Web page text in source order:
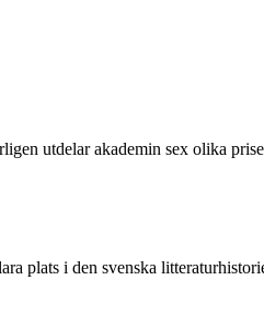
utdelar akademin sex olika
plats i den svenska